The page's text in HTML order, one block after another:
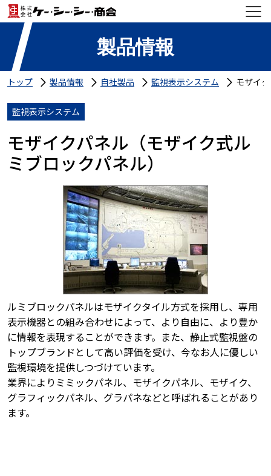
製品情報
トップ 製品情報 自社製品 監視表示システム モザイ
監視表示システム
モザイクパネル（モザイク式ル
ミブロックパネル）
ルミブロックパネルはモザイクタイル方式を採用し、専用
表示機器との組み合わせによって、より自由に、より豊か
に情報を表現することができます。また、静止式監視盤の
トップブランドとして高い評価を受け、今なお人に優しい
監視環境を提供しつづけています。
業界によりミミックパネル、モザイクパネル、モザイク、
グラフィックパネル、グラパネなどと呼ばれることがあり
ます。